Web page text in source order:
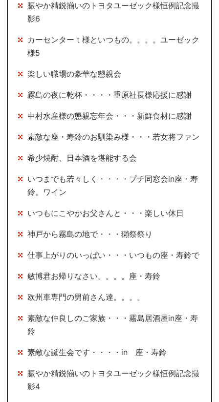
賑やか精鋭揃いのトヨタユーゼック様恒例記念撮
影6
カーセンターｔ様といつもの。。。。ユーゼック
様5
楽しい職場の豪華な懇親会
霧島の夜に乾杯・・・・重原社長様応援に感謝
中村水産様の懇親忘年会・・・新鮮食材に感謝
素敵な座・寿鈴のお馴染み様・・・若女将ファン
希少焼酎、日本酒を堪能する会
いつまでも若々しく・・・・プチ同窓会in座・寿
鈴。ワイン
いつもにこやかお父さんと・・・楽しい休日
神戸から霧島の地で・・・獺祭祭り
仕事上がりのいっぱい・・・いつもの座・寿鈴で
敏博君お帰りなさい。。。。座・寿鈴
欧州車専門の男前さん達。。。。
素敵な仲良しのご家族・・・霧島居酒屋in座・寿
鈴
素敵な誕生会です・・・・in 座・寿鈴
賑やか精鋭揃いのトヨタユーゼック様恒例記念撮
影4